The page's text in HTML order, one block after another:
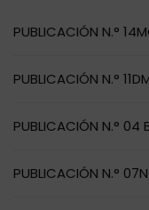
PUBLICACIÓN N.°
PUBLICACIÓN N.°
PUBLICACIÓN N.°
PUBLICACIÓN N.°